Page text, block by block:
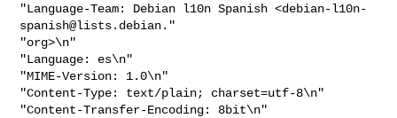
"Language-Team: Debian l10n Spanish <debian-l10n-
spanish@lists.debian."
"org>\n"
"Language: es\n"
"MIME-Version: 1.0\n"
"Content-Type: text/plain; charset=utf-8\n"
"Content-Transfer-Encoding: 8bit\n"